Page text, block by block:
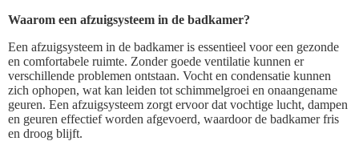
Waarom een afzuigsysteem in de badkamer?
Een afzuigsysteem in de badkamer is essentieel voor een gezonde
en comfortabele ruimte. Zonder goede ventilatie kunnen er
verschillende problemen ontstaan. Vocht en condensatie kunnen
zich ophopen, wat kan leiden tot schimmelgroei en onaangename
geuren. Een afzuigsysteem zorgt ervoor dat vochtige lucht, dampen
en geuren effectief worden afgevoerd, waardoor de badkamer fris
en droog blijft.